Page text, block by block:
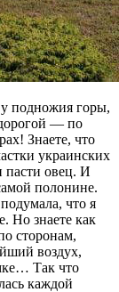
подножия горы,
— по
Знаете, что
украинских
пасти овец. И
полонине.
что я
Но знаете как
сторонам,
воздух,
Так что
каждой